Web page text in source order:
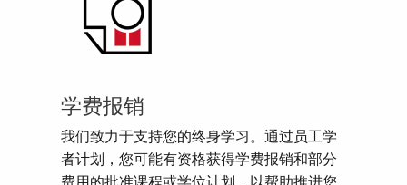
学费报销
我们致力于支持您的终身学习。通过员工学
者计划，您可能有资格获得学费报销和部分